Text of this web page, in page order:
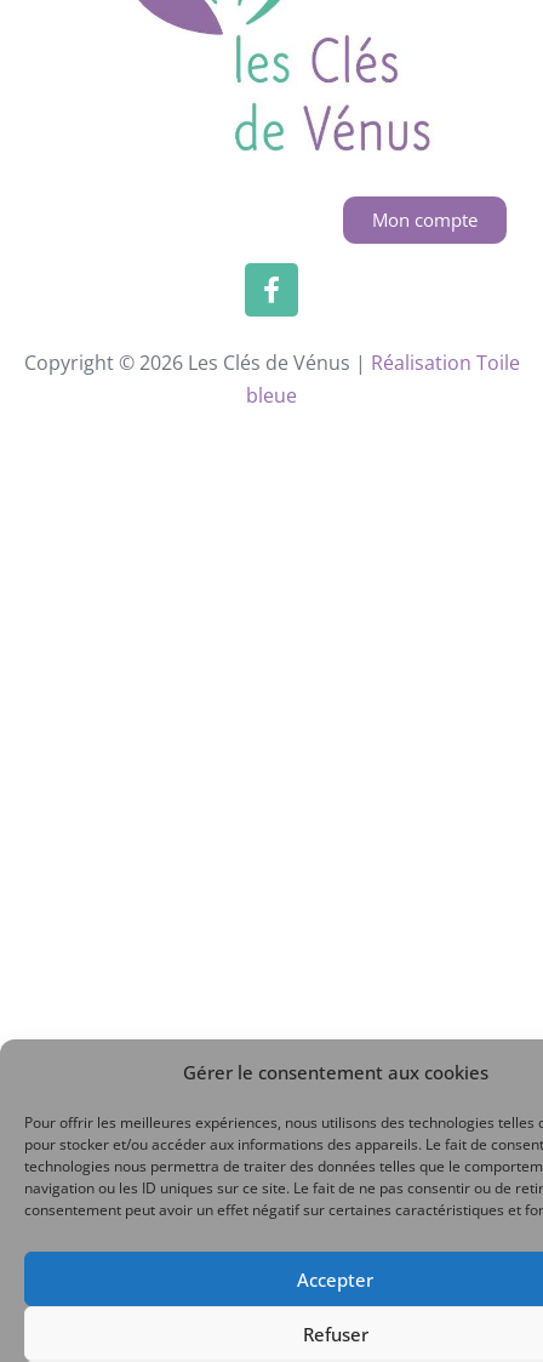
Gérer le consentement aux cookies
Pour offrir les meilleures expériences, nous utilisons des technologies telles
pour stocker et/ou accéder aux informations des appareils. Le fait de
technologies nous permettra de traiter des données telles que le
navigation ou les ID uniques sur ce site. Le fait de ne pas consentir ou de
consentement peut avoir un effet négatif sur certaines caractéristiques et
Accepter
Refuser
Mon compte
Copyright © 2026 Les Clés de Vénus | Réalisation Toile
bleue